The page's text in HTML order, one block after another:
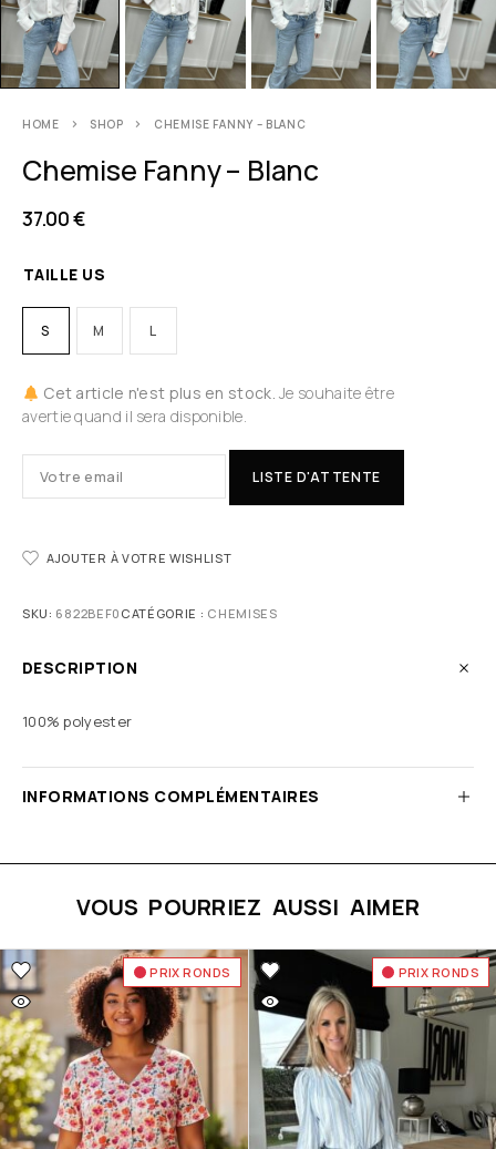
HOME SHOP CHEMISE FANNY – BLANC
Chemise Fanny – Blanc
37.00€
TAILLE US
S M L
Cet article n'est plus en stock. Je souhaite être
avertie quand il sera disponible.
LISTE D'ATTENTE
AJOUTER À VOTRE WISHLIST
SKU: 6822BEF0 CATÉGORIE : CHEMISES
DESCRIPTION
100% polyester
INFORMATIONS COMPLÉMENTAIRES
VOUS POURRIEZ AUSSI AIMER
PRIX RONDS PRIX RONDS